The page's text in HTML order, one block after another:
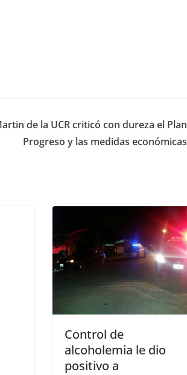
de la UCR criticó con dureza el Plan
Progreso y las medidas económicas
Control de
alcoholemia le dio
positivo a